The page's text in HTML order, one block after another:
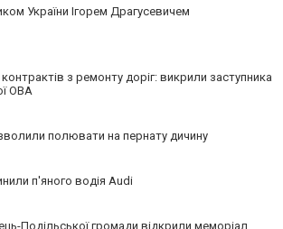
України Ігорем Драгусевичем
з ремонту доріг: викрили заступника
ОВА
полювати на пернату дичину
п'яного водія Audi
Подільської громади відкрили меморіал